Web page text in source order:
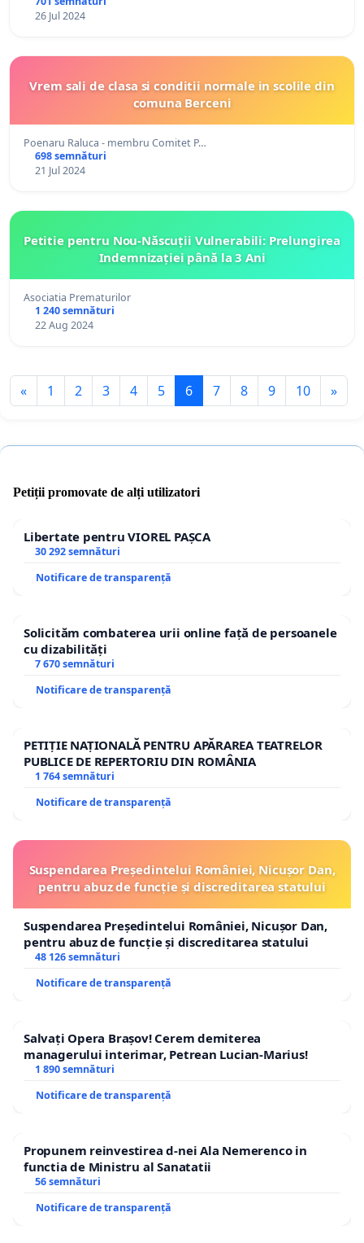
26 Jul 2024
Vrem sali de clasa si conditii normale in scolile din
comuna Berceni
Poenaru Raluca - membru Comitet P…
698 semnături
21 Jul 2024
Petitie pentru Nou-Născuții Vulnerabili: Prelungirea
Indemnizației până la 3 Ani
Asociatia Prematurilor
1 240 semnături
22 Aug 2024
« 1 2 3 4 5 6 7 8 9 10 »
Petiții promovate de alți utilizatori
Libertate pentru VIOREL PAȘCA
30 292 semnături
Notificare de transparență
Solicităm combaterea urii online față de persoanele
cu dizabilități
7 670 semnături
Notificare de transparență
PETIȚIE NAȚIONALĂ PENTRU APĂRAREA TEATRELOR
PUBLICE DE REPERTORIU DIN ROMÂNIA
1 764 semnături
Notificare de transparență
Suspendarea Președintelui României, Nicușor Dan,
pentru abuz de funcție și discreditarea statului
Suspendarea Președintelui României, Nicușor Dan,
pentru abuz de funcție și discreditarea statului
48 126 semnături
Notificare de transparență
Salvați Opera Brașov! Cerem demiterea
managerului interimar, Petrean Lucian-Marius!
1 890 semnături
Notificare de transparență
Propunem reinvestirea d-nei Ala Nemerenco in
functia de Ministru al Sanatatii
56 semnături
Notificare de transparență